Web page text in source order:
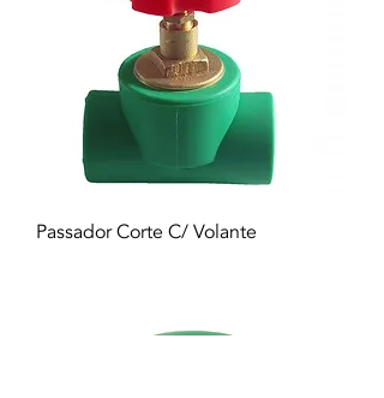
Passador Corte C/ Volante